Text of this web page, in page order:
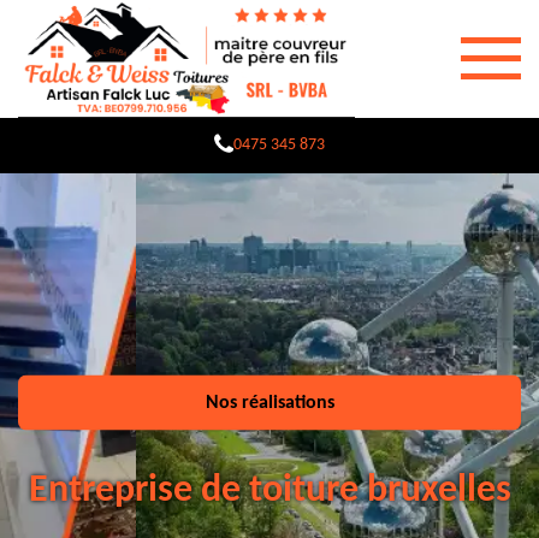
0475 345 873
Nos réalisations
Entreprise de toiture bruxelles